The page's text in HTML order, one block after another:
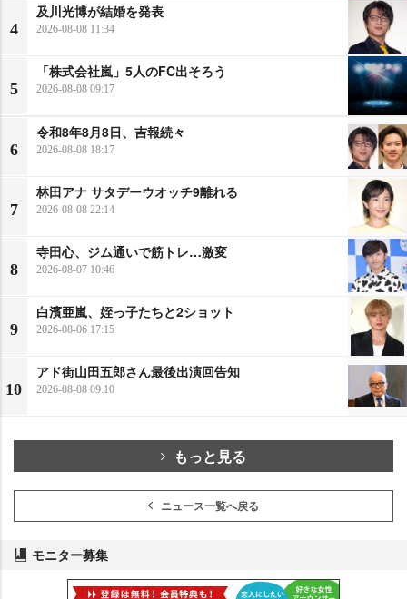
4
及川光博が結婚を発表
2026-08-08 11:34
5
「株式会社嵐」5人のFC出そろう
2026-08-08 09:17
6
令和8年8月8日、吉報続々
2026-08-08 18:17
7
林田アナ サタデーウオッチ9離れる
2026-08-08 22:14
8
寺田心、ジム通いで筋トレ…激変
2026-08-07 10:46
9
白濱亜嵐、姪っ子たちと2ショット
2026-08-06 17:15
10
アド街山田五郎さん最後出演回告知
2026-08-08 09:10
もっと見る
ニュース一覧へ戻る
モニター募集